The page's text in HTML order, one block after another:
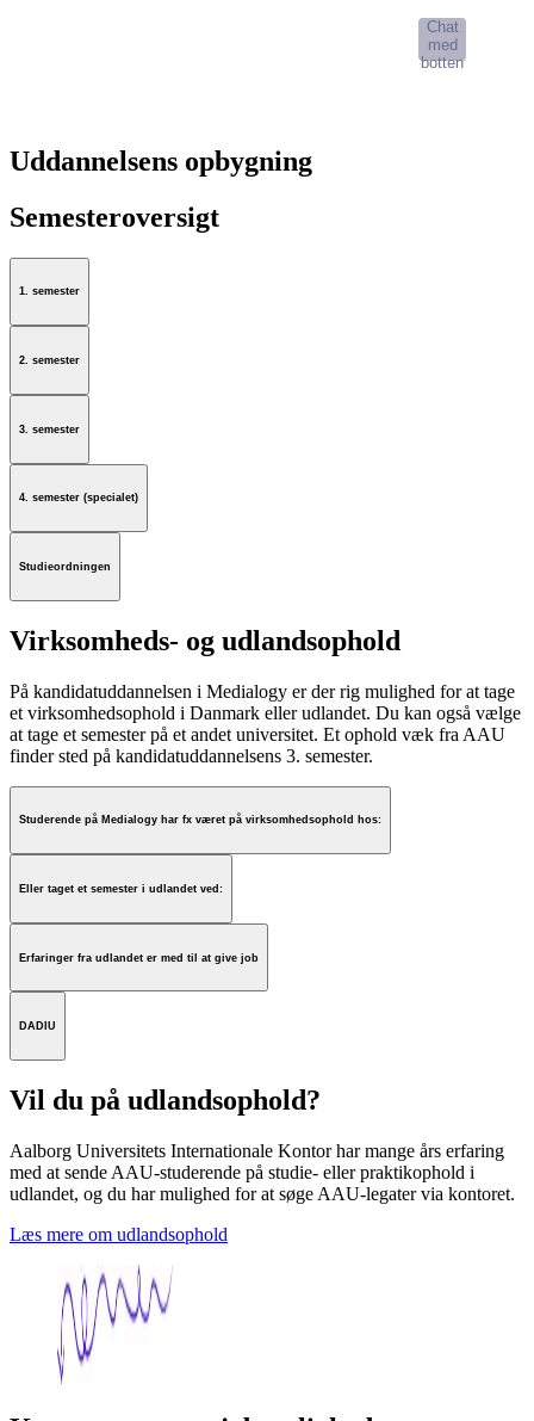
Chat
med
botten
Uddannelsens opbygning
Semesteroversigt
1. semester
2. semester
3. semester
4. semester (specialet)
Studieordningen
Virksomheds- og udlandsophold
På kandidatuddannelsen i Medialogy er der rig mulighed for at tage
et virksomhedsophold i Danmark eller udlandet. Du kan også vælge
at tage et semester på et andet universitet. Et ophold væk fra AAU
finder sted på kandidatuddannelsens 3. semester.
Studerende på Medialogy har fx været på virksomhedsophold hos:
Eller taget et semester i udlandet ved:
Erfaringer fra udlandet er med til at give job
DADIU
Vil du på udlandsophold?
Aalborg Universitets Internationale Kontor har mange års erfaring
med at sende AAU-studerende på studie- eller praktikophold i
udlandet, og du har mulighed for at søge AAU-legater via kontoret.
Læs mere om udlandsophold